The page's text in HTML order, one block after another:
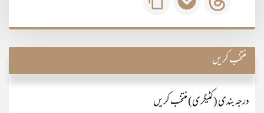
منتخب کریں
درجہ بندی (کٹیگری) منتخب کریں